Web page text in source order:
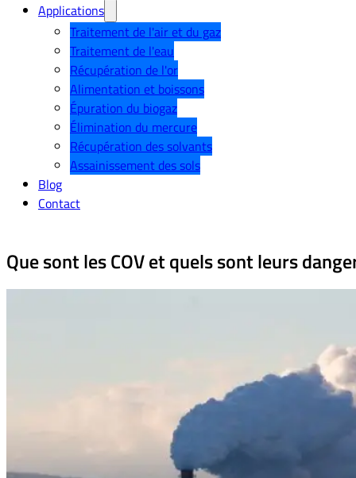
Applications
Traitement de l'air et du gaz
Traitement de l'eau
Récupération de l'or
Alimentation et boissons
Épuration du biogaz
Élimination du mercure
Récupération des solvants
Assainissement des sols
Blog
Contact
Que sont les COV et quels sont leurs